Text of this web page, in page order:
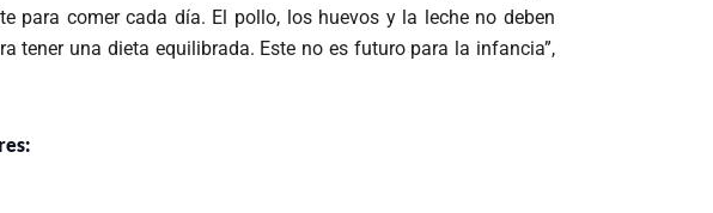
para comer cada día. El pollo, los huevos y la leche no deben
tener una dieta equilibrada. Este no es futuro para la infancia”,